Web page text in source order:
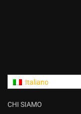
Italiano
CHI SIAMO